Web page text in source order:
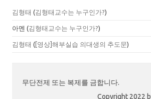
김형태 (김형태교수는 누구인가?)
아멘 (김형태교수는 누구인가?)
김형태 ( [영상]해부실습 의대생의 추도문)
무단전제 또는 복제를 금합니다.
Copyright 2022